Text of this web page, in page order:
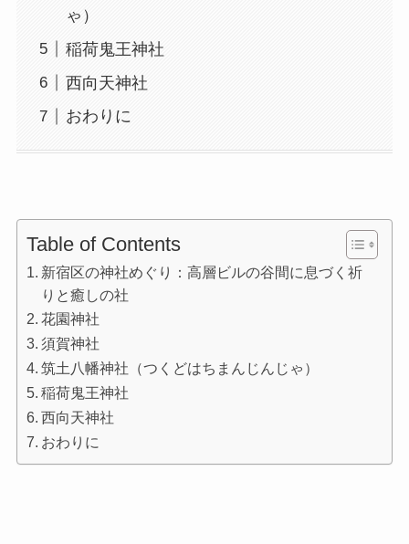
ゃ）
稲荷鬼王神社
西向天神社
おわりに
Table of Contents
新宿区の神社めぐり：高層ビルの谷間に息づく祈
りと癒しの社
花園神社
須賀神社
筑土八幡神社（つくどはちまんじんじゃ）
稲荷鬼王神社
西向天神社
おわりに